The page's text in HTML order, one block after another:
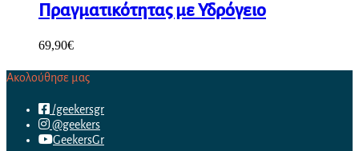
Πραγματικότητας με Υδρόγειο
69,90€
Ακολούθησε μας
/geekersgr
@geekers
GeekersGr